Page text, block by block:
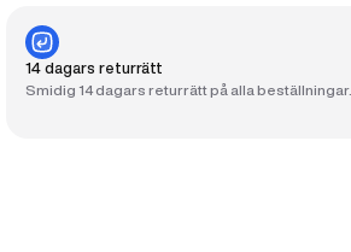
14 dagars returrätt
Smidig 14 dagars returrätt på alla beställningar.